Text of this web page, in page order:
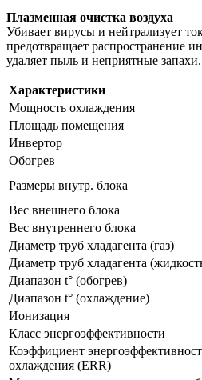
Плазменная очистка воздуха
Убивает вирусы и нейтрализует
предотвращает распространение
удаляет пыль и неприятные запахи.
Характеристики
Мощность охлаждения
Площадь помещения
Инвертор
Обогрев
Размеры внутр. блока
Вес внешнего блока
Вес внутреннего блока
Диаметр труб хладагента (газ)
Диаметр труб хладагента
Диапазон t° (обогрев)
Диапазон t° (охлаждение)
Ионизация
Класс энергоэффективности
Коэффициент
охлаждения (ERR)